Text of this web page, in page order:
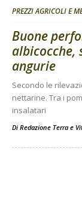
PREZZI AGRICOLI E
Buone
albicocche,
angurie
Secondo le
nettarine. Tra i
insalatari
Di Redazione Terra e